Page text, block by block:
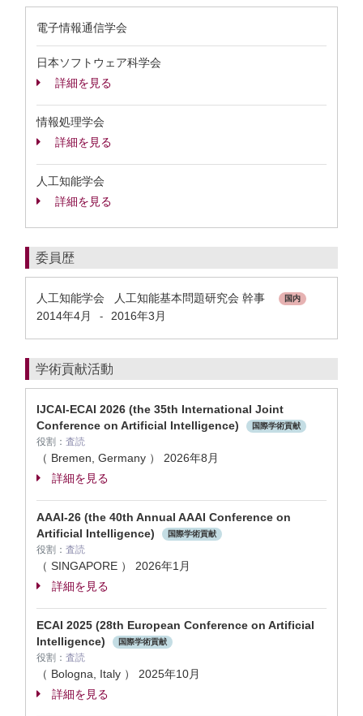
電子情報通信学会
日本ソフトウェア科学会
詳細を見る
情報処理学会
詳細を見る
人工知能学会
詳細を見る
委員歴
人工知能学会 人工知能基本問題研究会 幹事 国内
2014年4月 - 2016年3月
学術貢献活動
IJCAI-ECAI 2026 (the 35th International Joint
Conference on Artificial Intelligence)
国際学術貢献
役割： 査読
（ Bremen, Germany ） 2026年8月
詳細を見る
AAAI-26 (the 40th Annual AAAI Conference on
Artificial Intelligence)
国際学術貢献
役割： 査読
（ SINGAPORE ） 2026年1月
詳細を見る
ECAI 2025 (28th European Conference on Artificial
Intelligence)
国際学術貢献
役割： 査読
（ Bologna, Italy ） 2025年10月
詳細を見る